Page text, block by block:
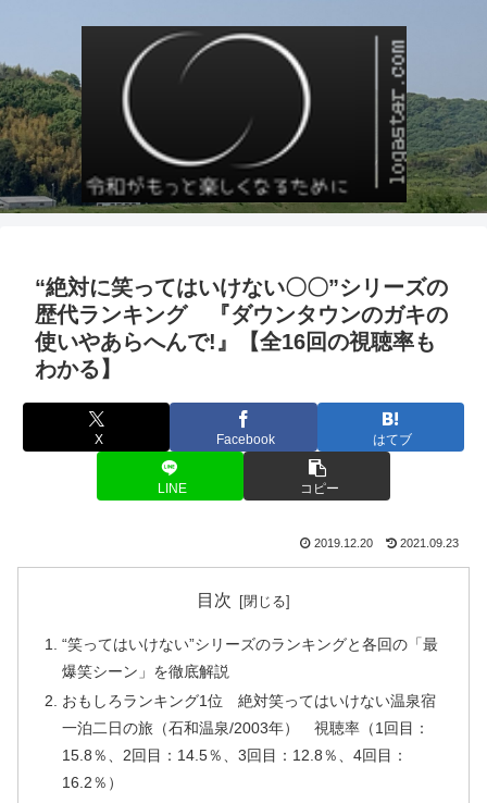
“絶対に笑ってはいけない〇〇”シリーズの
歴代ランキング 『ダウンタウンのガキの
使いやあらへんで!』【全16回の視聴率も
わかる】
X Facebook はてブ
LINE コピー
2019.12.20 2021.09.23
目次
“笑ってはいけない”シリーズのランキングと各回の「最
爆笑シーン」を徹底解説
おもしろランキング1位 絶対笑ってはいけない温泉宿
一泊二日の旅（石和温泉/2003年） 視聴率（1回目：
15.8％、2回目：14.5％、3回目：12.8％、4回目：
16.2％）